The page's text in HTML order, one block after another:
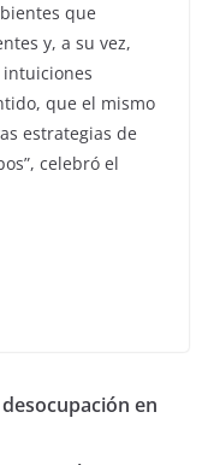
que
y, a su vez,
que el mismo
estrategias de
celebró el
en